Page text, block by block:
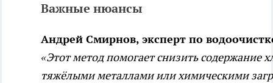
Важные нюансы
Андрей Смирнов, эксперт по
«Этот метод помогает снизить содержание
тяжёлыми металлами или химическими